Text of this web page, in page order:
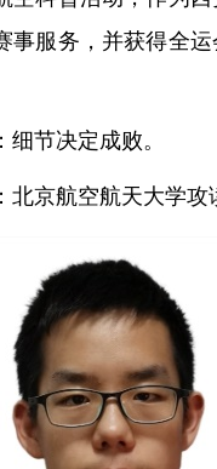
事服务，并获得全
细节决定成败。
北京航空航天大学攻